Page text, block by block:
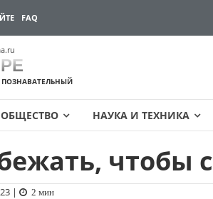
FAQ
ОБЩЕСТВО НАУКА И ТЕХНИКА
чтобы
| 2 мин